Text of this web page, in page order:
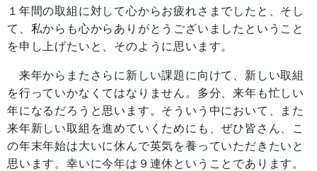
１年間の取組に対して心からお疲れさまでしたと、そし
て、私からも心からありがとうございましたということ
を申し上げたいと、そのように思います。
来年からまたさらに新しい課題に向けて、新しい取組
を行っていかなくてはなりません。多分、来年も忙しい
年になるだろうと思います。そういう中において、また
来年新しい取組を進めていくためにも、ぜひ皆さん、こ
の年末年始は大いに休んで英気を養っていただきたいと
思います。幸いに今年は９連休ということであります。